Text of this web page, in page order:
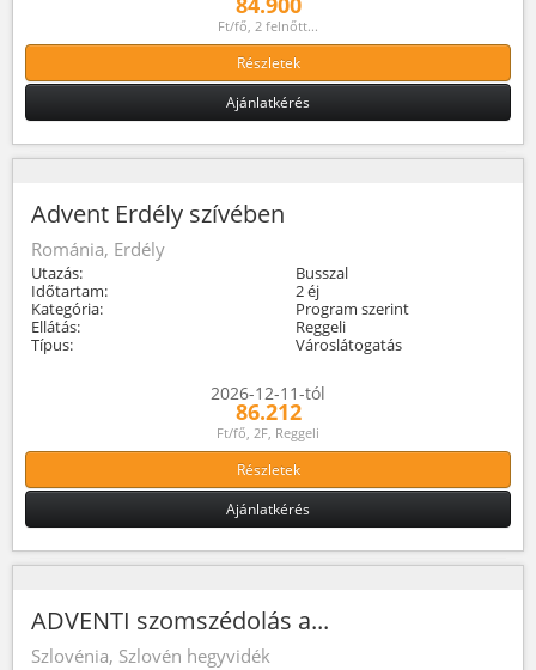
Ft/fő, 2 felnőtt...
Részletek
Ajánlatkérés
Advent Erdély szívében
Románia, Erdély
Utazás:
Busszal
Időtartam:
2 éj
Kategória:
Program szerint
Ellátás:
Reggeli
Típus:
Városlátogatás
2026-12-11-tól
86.212
Ft/fő, 2F, Reggeli
Részletek
Ajánlatkérés
ADVENTI szomszédolás a...
Szlovénia, Szlovén hegyvidék